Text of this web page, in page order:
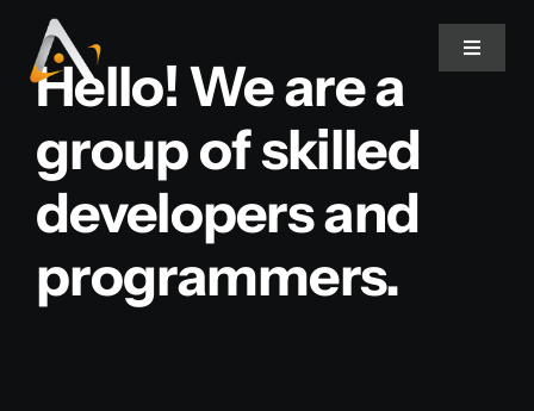
para
Toggle
Produtos
Informativo
Hello! We are a
group of skilled
developers and
programmers.